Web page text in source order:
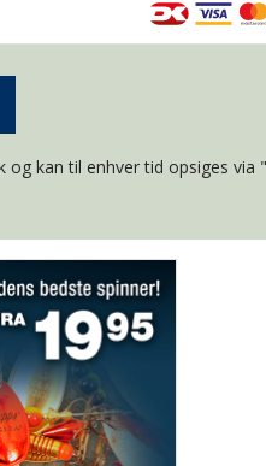
kan til enhver tid opsiges via